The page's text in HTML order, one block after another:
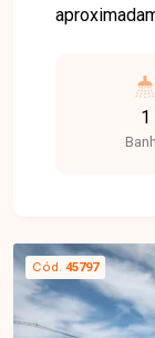
1
Cód. 45797